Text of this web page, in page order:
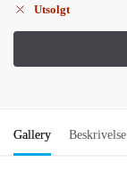
Utsolgt
Gallery Beskrivelse